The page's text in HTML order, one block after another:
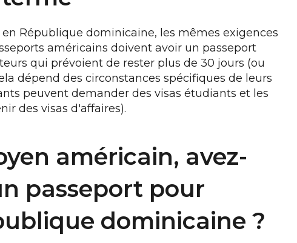
République dominicaine, les mêmes exigences
américains doivent avoir un passeport
qui prévoient de rester plus de 30 jours (ou
dépend des circonstances spécifiques de leurs
peuvent demander des visas étudiants et les
des visas d'affaires).
américain, avez-
passeport pour
dominicaine ?